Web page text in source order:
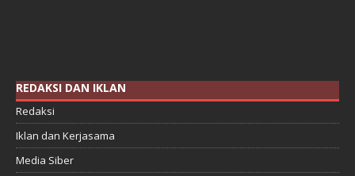
REDAKSI DAN IKLAN
Redaksi
Iklan dan Kerjasama
Media Siber